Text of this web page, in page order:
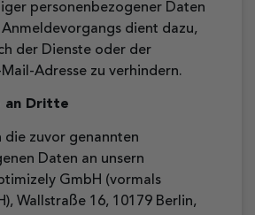
personenbezogener Daten
Anmeldevorgangs dient dazu,
der Dienste oder der
Adresse zu verhindern.
an Dritte
zuvor genannten
Daten an unsern
GmbH (vormals
Wallstraße 16, 10179 Berlin,